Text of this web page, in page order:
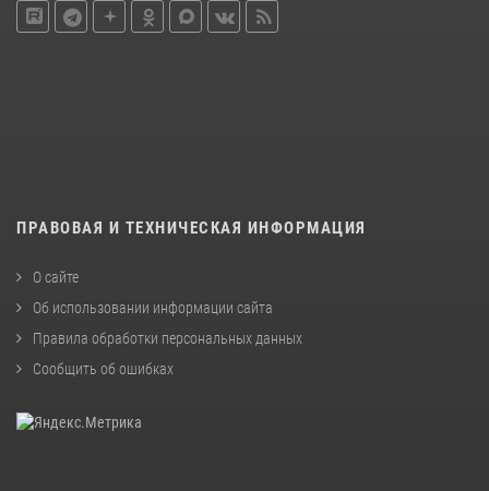
ПРАВОВАЯ И ТЕХНИЧЕСКАЯ ИНФОРМАЦИЯ
О сайте
Об использовании информации сайта
Правила обработки персональных данных
Сообщить об ошибках